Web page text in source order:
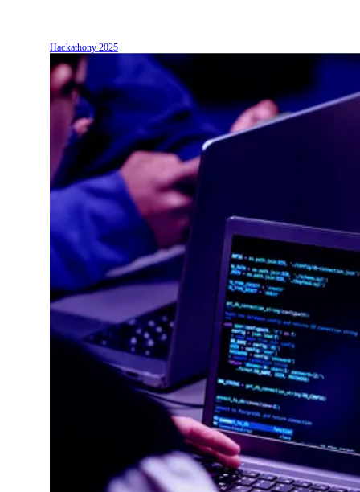
Hackathony 2025